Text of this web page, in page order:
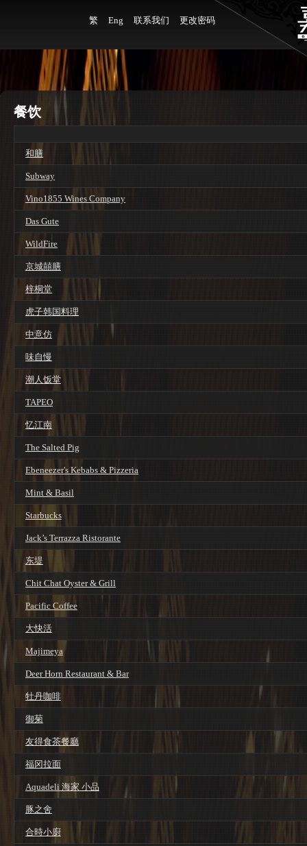
繁 Eng 联系我们 更改密码
餐饮
和膳
Subway
Vino1855 Wines Company
Das Gute
WildFire
京城囍膳
梓桐堂
虎子韩国料理
中意仿
味自慢
潮人饭堂
TAPEO
忆江南
The Salted Pig
Ebeneezer's Kebabs & Pizzeria
Mint & Basil
Starbucks
Jack’s Terrazza Ristorante
东堤
Chit Chat Oyster & Grill
Pacific Coffee
大快活
Majimeya
Deer Horn Restaurant & Bar
牡丹咖啡
御菊
友得食茶餐廳
福冈拉面
Aquadeli 海家 小品
豚之舍
合時小廚